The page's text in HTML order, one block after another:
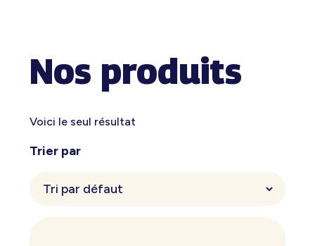
Nos produits
Voici le seul résultat
Trier par